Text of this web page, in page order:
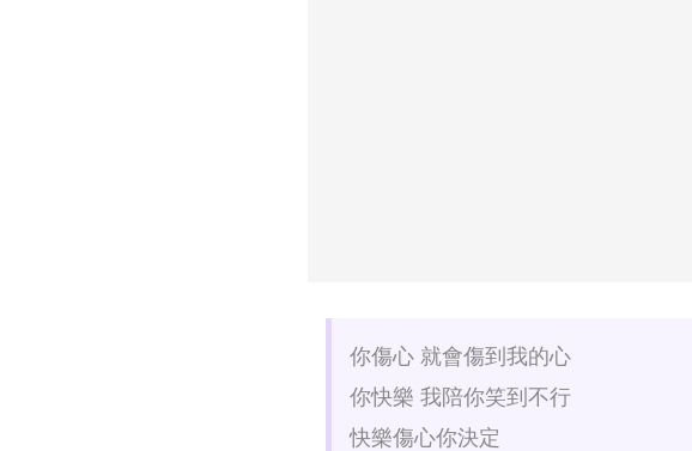
你傷心 就會傷到我的心
你快樂 我陪你笑到不行
快樂傷心你決定